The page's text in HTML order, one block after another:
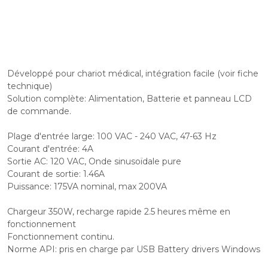
Développé pour chariot médical, intégration facile (voir fiche
technique)
Solution complète: Alimentation, Batterie et panneau LCD
de commande.
Plage d'entrée large: 100 VAC - 240 VAC, 47-63 Hz
Courant d'entrée: 4A
Sortie AC: 120 VAC, Onde sinusoïdale pure
Courant de sortie: 1.46A
Puissance: 175VA nominal, max 200VA
Chargeur 350W, recharge rapide 2.5 heures même en
fonctionnement
Fonctionnement continu.
Norme API: pris en charge par USB Battery drivers Windows